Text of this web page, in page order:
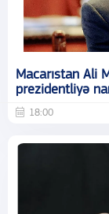
Macarıstan Ali
prezidentliyə
18:00